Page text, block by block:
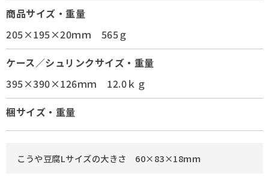
商品サイズ・重量
205×195×20ｍｍ 565ｇ
ケース／シュリンクサイズ・重量
395×390×126ｍｍ 12.0ｋｇ
梱サイズ・重量
こうや豆腐Lサイズの大きさ 60×83×18ｍｍ